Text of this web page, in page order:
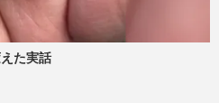
た実話